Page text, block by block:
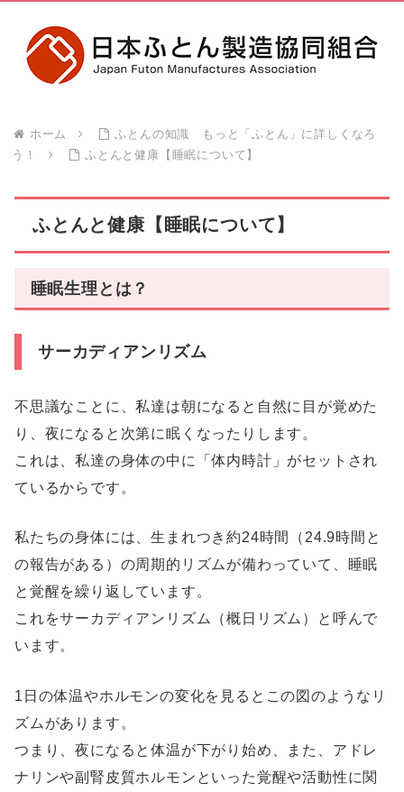
ホーム
ふとんの知識 もっと「ふとん」に詳しくなろ
う！
ふとんと健康【睡眠について】
ふとんと健康【睡眠について】
睡眠生理とは？
サーカディアンリズム
不思議なことに、私達は朝になると自然に目が覚めた
り、夜になると次第に眠くなったりします。
これは、私達の身体の中に「体内時計」がセットされ
ているからです。
私たちの身体には、生まれつき約24時間（24.9時間と
の報告がある）の周期的リズムが備わっていて、睡眠
と覚醒を繰り返しています。
これをサーカディアンリズム（概日リズム）と呼んで
います。
1日の体温やホルモンの変化を見るとこの図のようなリ
ズムがあります。
つまり、夜になると体温が下がり始め、また、アドレ
ナリンや副腎皮質ホルモンといった覚醒や活動性に関